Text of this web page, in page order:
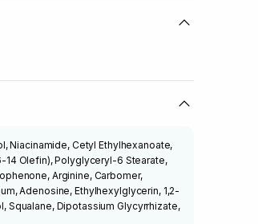
Niacinamide, Cetyl Ethylhexanoate,
Olefin), Polyglyceryl-6 Stearate,
Arginine, Carbomer,
Adenosine, Ethylhexylglycerin, 1,2-
Squalane, Dipotassium Glycyrrhizate,